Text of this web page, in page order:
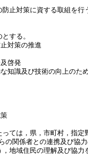
止対策に資する取組を
する。
対策の推進
啓発
知識及び技術の向上のた
ては，県，市町村，指定
関係者との連携及び協力
地域住民の理解及び協力